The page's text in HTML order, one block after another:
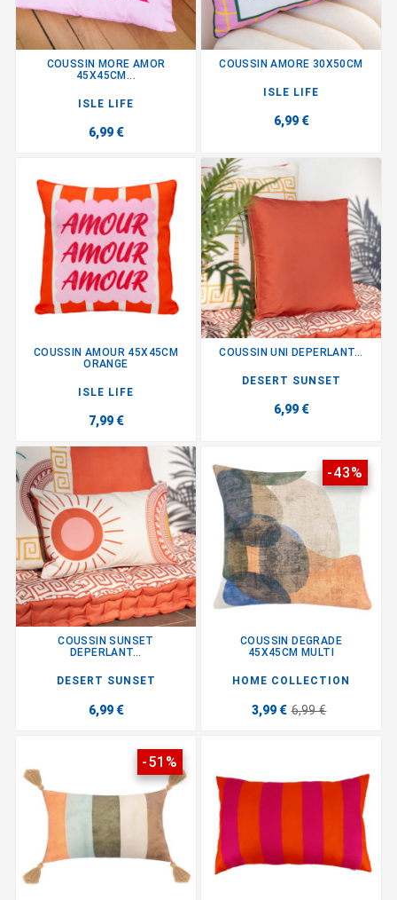
COUSSIN MORE AMOR
45X45CM...
ISLE LIFE
6,99 €
COUSSIN AMORE 30X50CM
ISLE LIFE
6,99 €
COUSSIN AMOUR 45X45CM
ORANGE
ISLE LIFE
7,99 €
COUSSIN UNI DEPERLANT...
DESERT SUNSET
6,99 €
COUSSIN SUNSET
DEPERLANT...
DESERT SUNSET
6,99 €
-43%
COUSSIN DEGRADE
45X45CM MULTI
HOME COLLECTION
3,99 € 6,99 €
-51%